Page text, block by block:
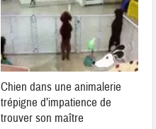
Chien dans une animalerie
trépigne d’impatience de
trouver son maître